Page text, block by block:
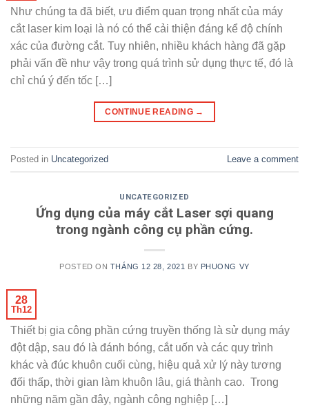
Như chúng ta đã biết, ưu điểm quan trọng nhất của máy
cắt laser kim loại là nó có thể cải thiện đáng kể độ chính
xác của đường cắt. Tuy nhiên, nhiều khách hàng đã gặp
phải vấn đề như vậy trong quá trình sử dụng thực tế, đó là
chỉ chú ý đến tốc […]
CONTINUE READING →
Posted in Uncategorized Leave a comment
UNCATEGORIZED
Ứng dụng của máy cắt Laser sợi quang
trong ngành công cụ phần cứng.
POSTED ON THÁNG 12 28, 2021 BY PHUONG VY
28
Th12
Thiết bị gia công phần cứng truyền thống là sử dụng máy
đột dập, sau đó là đánh bóng, cắt uốn và các quy trình
khác và đúc khuôn cuối cùng, hiệu quả xử lý này tương
đối thấp, thời gian làm khuôn lâu, giá thành cao. Trong
những năm gần đây, ngành công nghiệp […]